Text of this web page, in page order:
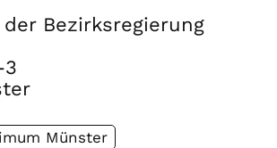
Bezirksregierung
3
Münster